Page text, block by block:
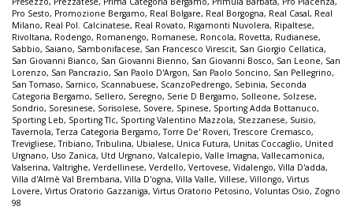
Pro Sesto, Promozione Bergamo, Real Bolgare, Real Borgogna, Real Casal, Real
Milano, Real Pol. Calcinatese, Real Rovato, Rigamonti Nuvolera, Ripaltese,
Rivoltana, Rodengo, Romanengo, Romanese, Roncola, Rovetta, Rudianese,
Sabbio, Saiano, Sambonifacese, San Francesco Virescit, San Giorgio Cellatica,
San Giovanni Bianco, San Giovanni Bienno, San Giovanni Bosco, San Leone, San
Lorenzo, San Pancrazio, San Paolo D'Argon, San Paolo Soncino, San Pellegrino,
San Tomaso, Sarnico, Scannabuese, ScanzoPedrengo, Sebinia, Seconda
Categoria Bergamo, Sellero, Seregno, Serie D Bergamo, Solleone, Solzese,
Sondrio, Soresinese, Sorisolese, Sovere, Spinese, Sporting Adda Bottanuco,
Sporting Leb, Sporting Tlc, Sporting Valentino Mazzola, Stezzanese, Suisio,
Tavernola,Terza Categoria Bergamo,Torre De' Roveri,Trescore Cremasco,
Trevigliese,Tribiano,Tribulina, Ubialese, Unica Futura, Unitas Coccaglio, United
Urgnano, Uso Zanica, Utd Urgnano, Valcalepio, Valle Imagna, Vallecamonica,
Valserina, Valtrighe, Verdellinese, Verdello, Vertovese, Vidalengo, Villa D'adda,
Villa d'Almè Val Brembana, Villa D'ogna, Villa Valle, Villese, Villongo, Virtus
Lovere, Virtus Oratorio Gazzaniga, Virtus Oratorio Petosino, Voluntas Osio, Zogno
98